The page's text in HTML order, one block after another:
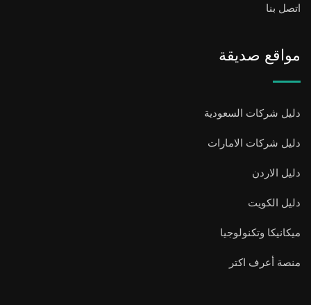
اتصل بنا
مواقع صديقة
دليل شركات السعودية
دليل شركات الامارات
دليل الاردن
دليل الكويت
ميكانيكا وتكنولوجيا
منصة أعرف اكتر